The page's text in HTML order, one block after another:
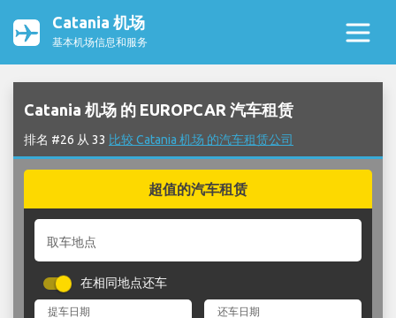
Catania 机场
基本机场信息和服务
Catania 机场 的 EUROPCAR 汽车租赁
排名 #26 从 33 比较 Catania 机场 的汽车租赁公司
超值的汽车租赁
取车地点
在相同地点还车
提车日期 还车日期